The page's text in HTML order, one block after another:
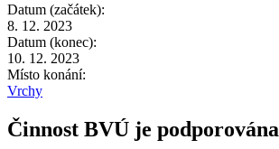
Datum (začátek):
8. 12. 2023
Datum (konec):
10. 12. 2023
Místo konání:
Vrchy
Činnost BVÚ je podporována